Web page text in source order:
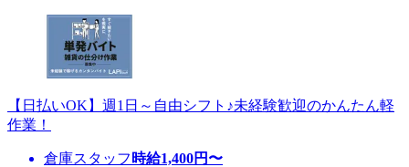
【日払いOK】週1日～自由シフト♪未経験歓迎のかんたん軽
作業！
倉庫スタッフ 時給1,400円〜